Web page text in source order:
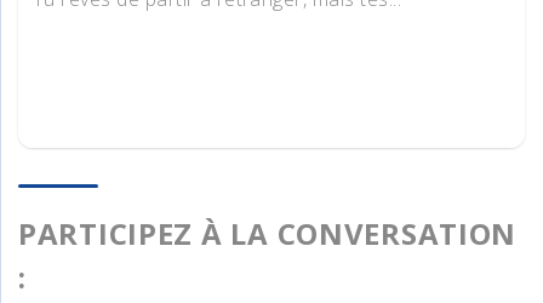
PARTICIPEZ À LA CONVERSATION
: